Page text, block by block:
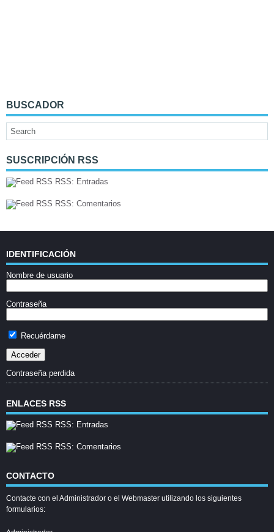
BUSCADOR
SUSCRIPCIÓN RSS
RSS: Entradas
RSS: Comentarios
IDENTIFICACIÓN
Nombre de usuario
Contraseña
Recuérdame
Contraseña perdida
ENLACES RSS
RSS: Entradas
RSS: Comentarios
CONTACTO
Contacte con el Administrador o el Webmaster utilizando los siguientes
formularios: